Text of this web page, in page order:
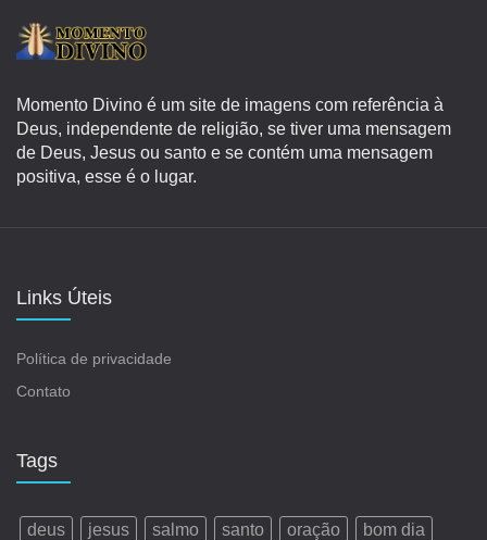
Momento Divino é um site de imagens com referência à
Deus, independente de religião, se tiver uma mensagem
de Deus, Jesus ou santo e se contém uma mensagem
positiva, esse é o lugar.
Links Úteis
Política de privacidade
Contato
Tags
deus jesus salmo santo oração
bom dia